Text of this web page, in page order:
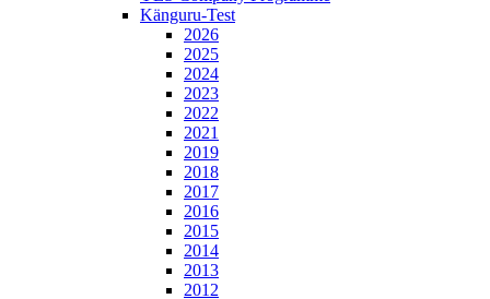
Känguru-Test
2026
2025
2024
2023
2022
2021
2019
2018
2017
2016
2015
2014
2013
2012